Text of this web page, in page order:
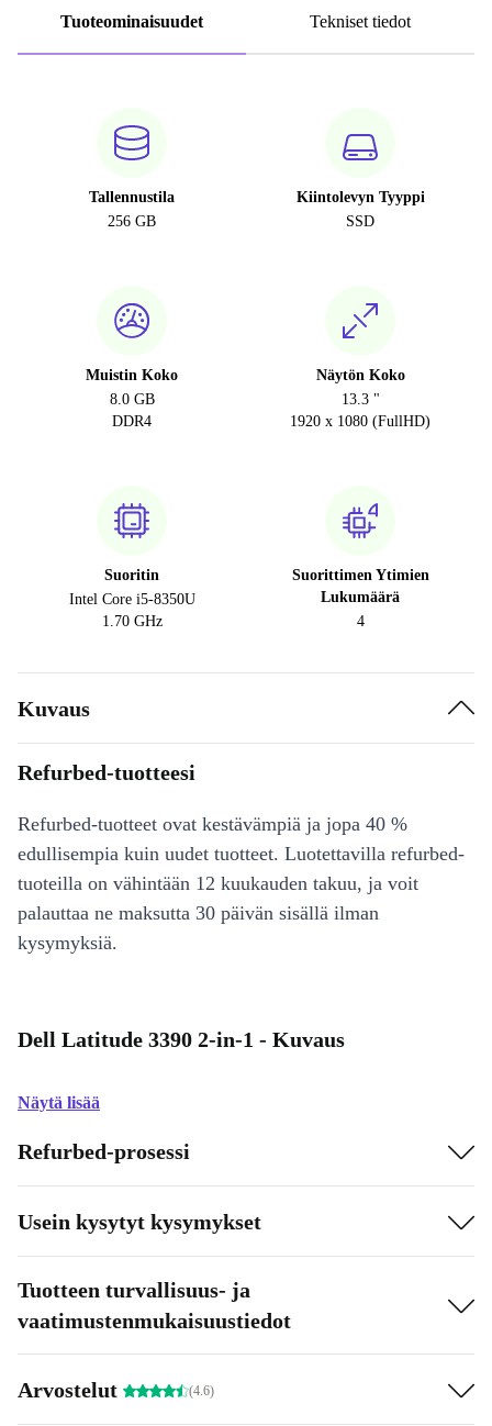
Tuoteominaisuudet Tekniset tiedot
Tallennustila
256 GB
Kiintolevyn Tyyppi
SSD
Muistin Koko
8.0 GB
DDR4
Näytön Koko
13.3 "
1920 x 1080 (FullHD)
Suoritin
Intel Core i5-8350U
1.70 GHz
Suorittimen Ytimien
Lukumäärä
4
Kuvaus
Refurbed-tuotteesi
Refurbed-tuotteet ovat kestävämpiä ja jopa 40 %
edullisempia kuin uudet tuotteet. Luotettavilla refurbed-
tuoteilla on vähintään 12 kuukauden takuu, ja voit
palauttaa ne maksutta 30 päivän sisällä ilman
kysymyksiä.
Dell Latitude 3390 2-in-1 - Kuvaus
Näytä lisää
Refurbed-prosessi
Usein kysytyt kysymykset
Tuotteen turvallisuus- ja
vaatimustenmukaisuustiedot
Arvostelut (4.6)